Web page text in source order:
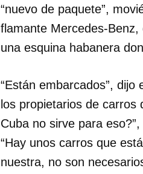
“nuevo de paquete”,
flamante Mercedes-Benz,
una esquina habanera
“Están embarcados”,
los propietarios de carros
Cuba no sirve para
“Hay unos carros que
nuestra, no son